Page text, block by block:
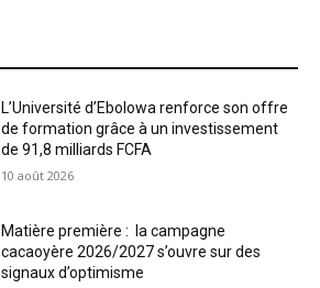
L’Université d’Ebolowa renforce son offre
de formation grâce à un investissement
de 91,8 milliards FCFA
10 août 2026
Matière première : la campagne
cacaoyère 2026/2027 s’ouvre sur des
signaux d’optimisme